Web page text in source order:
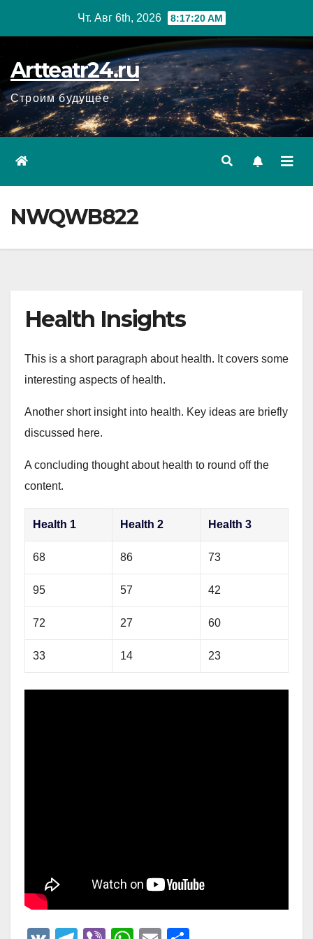
Чт. Авг 6th, 2026 8:17:21 AM
Artteatr24.ru
Строим будущее
NWQWB822
Health Insights
This is a short paragraph about health. It covers some
interesting aspects of health.
Another short insight into health. Key ideas are briefly
discussed here.
A concluding thought about health to round off the
content.
Health 1 Health 2 Health 3
68 86 73
95 57 42
72 27 60
33 14 23